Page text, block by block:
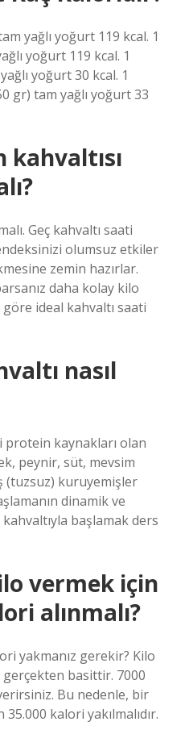
yağlı yoğurt 119 kcal. 1
yoğurt 119 kcal. 1
yoğurt 30 kcal. 1
gr) tam yağlı yoğurt 33
Geç kahvaltı saati
olumsuz etkiler
zemin hazırlar.
daha kolay kilo
ideal kahvaltı saati
nasıl
protein kaynakları olan
peynir, süt, mevsim
(tuzsuz) kuruyemişler
dinamik ve
başlamak ders
vermek için
alınmalı?
yakmanız gerekir? Kilo
basittir. 7000
Bu nedenle, bir
kalori yakılmalıdır.